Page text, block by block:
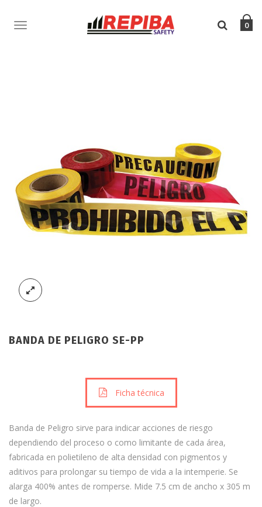
TOGGLE
NAVIGATION
0
BANDA DE PELIGRO SE-PP
Ficha técnica
Banda de Peligro sirve para indicar acciones de riesgo
dependiendo del proceso o como limitante de cada área,
fabricada en polietileno de alta densidad con pigmentos y
aditivos para prolongar su tiempo de vida a la intemperie. Se
alarga 400% antes de romperse. Mide 7.5 cm de ancho x 305 m
de largo.